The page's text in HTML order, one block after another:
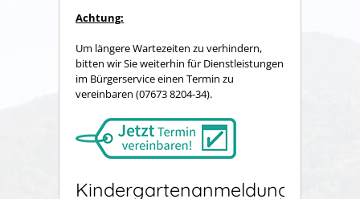
Achtung:
Um längere Wartezeiten zu verhindern,
bitten wir Sie weiterhin für Dienstleistungen
im Bürgerservice einen Termin zu
vereinbaren (07673 8204-34).
Kindergartenanmeldung